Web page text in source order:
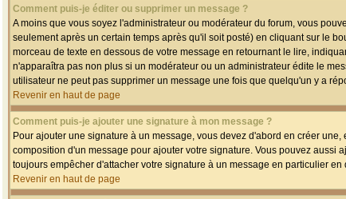
Comment puis-je éditer ou supprimer un message ?
A moins que vous soyez l'administrateur ou modérateur du forum, vous
seulement après un certain temps après qu'il soit posté) en cliquant sur le
morceau de texte en dessous de votre message en retournant le lire,
n'apparaîtra pas non plus si un modérateur ou un administrateur édite le
utilisateur ne peut pas supprimer un message une fois que quelqu'un y a
Revenir en haut de page
Comment puis-je ajouter une signature à mon message ?
Pour ajouter une signature à un message, vous devez d'abord en créer
composition d'un message pour ajouter votre signature. Vous pouvez aussi
toujours empêcher d'attacher votre signature à un message en particulier
Revenir en haut de page